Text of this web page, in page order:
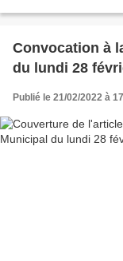
Convocation à
du lundi 28
Publié le 21/02/2022 à